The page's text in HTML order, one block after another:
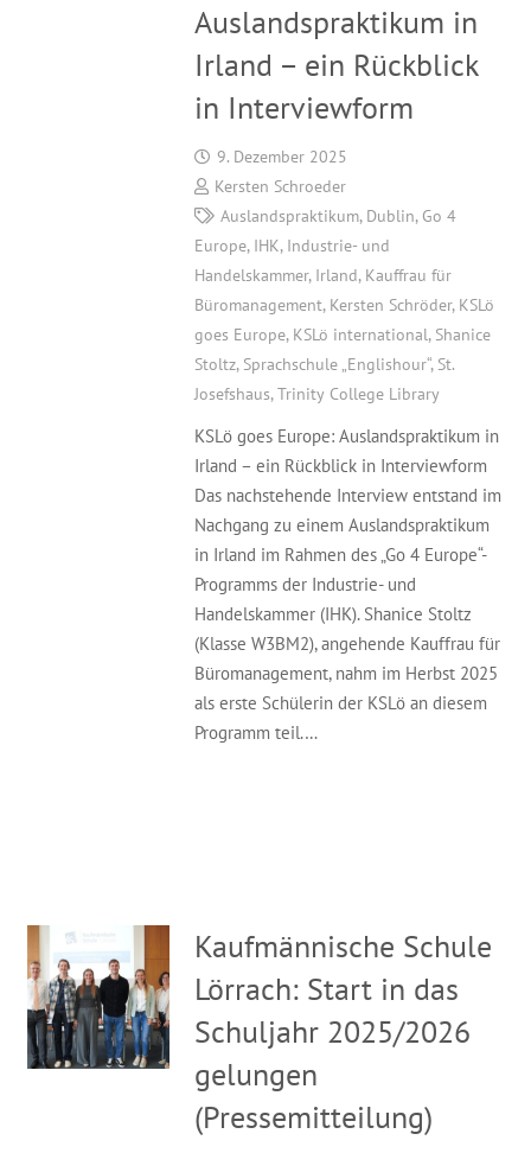
Auslandspraktikum in
Irland – ein Rückblick
in Interviewform
9. Dezember 2025
Kersten Schroeder
Auslandspraktikum, Dublin, Go 4
Europe, IHK, Industrie- und
Handelskammer, Irland, Kauffrau für
Büromanagement, Kersten Schröder, KSLö
goes Europe, KSLö international, Shanice
Stoltz, Sprachschule „Englishour“, St.
Josefshaus, Trinity College Library
KSLö goes Europe: Auslandspraktikum in
Irland – ein Rückblick in Interviewform
Das nachstehende Interview entstand im
Nachgang zu einem Auslandspraktikum
in Irland im Rahmen des „Go 4 Europe“-
Programms der Industrie- und
Handelskammer (IHK). Shanice Stoltz
(Klasse W3BM2), angehende Kauffrau für
Büromanagement, nahm im Herbst 2025
als erste Schülerin der KSLö an diesem
Programm teil.…
Kaufmännische Schule
Lörrach: Start in das
Schuljahr 2025/2026
gelungen
(Pressemitteilung)